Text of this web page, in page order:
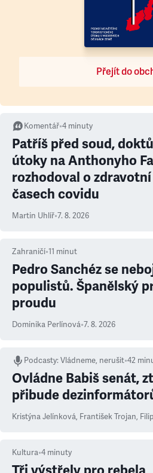
Přejít do
Komentář•4 minuty
Patříš před soud,
útoky na Anthonyho
rozhodoval o
časech covidu
Martin Uhlíř•7. 8. 2026
Zahraničí•11 minut
Pedro Sanchéz se
populistů. Španělský
proudu
Dominika Perlínová•7. 8. 2026
Podcasty:Vládneme, nerušit•42
Ovládne Babiš senát,
přibude
Kristýna Jelínková, František Trojan,
Kultura•4 minuty